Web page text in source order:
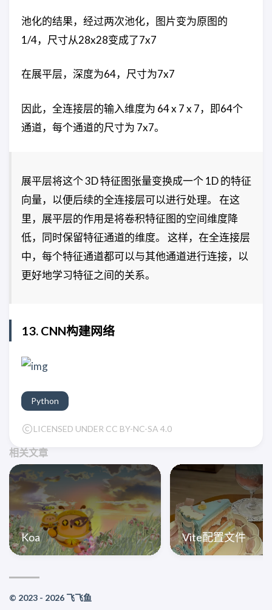
池化的结果，经过两次池化，图片变为原图的
1/4，尺寸从28x28变成了7x7
在展平层，深度为64，尺寸为7x7
因此，全连接层的输入维度为 64 x 7 x 7，即64个
通道，每个通道的尺寸为 7x7。
展平层将这个 3D 特征图张量变换成一个 1D 的特征
向量，以便后续的全连接层可以进行处理。 在这
里，展平层的作用是将卷积特征图的空间维度降
低，同时保留特征通道的维度。 这样，在全连接层
中，每个特征通道都可以与其他通道进行连接，以
更好地学习特征之间的关系。
13. CNN构建网络
Python
LICENSED UNDER CC BY-NC-SA 4.0
相关文章
Koa Vite配置文件
© 2023 - 2026 飞飞鱼